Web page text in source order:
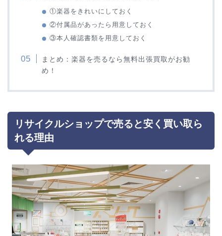
①楽器をきれいにしておく
②付属品があったら用意しておく
③本人確認書類を用意しておく
まとめ：楽器を売るなら無料出張買取がお勧
め！
リサイクルショップで売ると安く買い取ら
れる理由